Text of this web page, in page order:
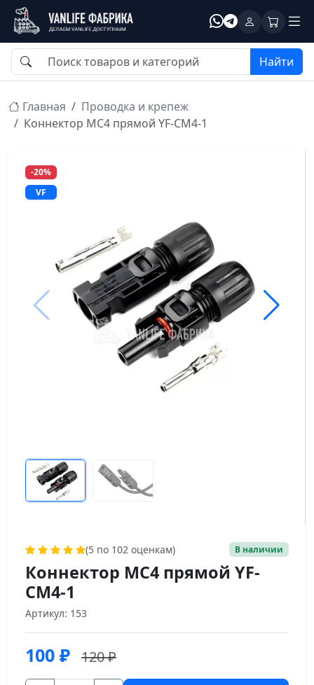
Найти
Главная
Проводка и крепеж
Коннектор МС4 прямой YF-CM4-1
-20%
VF
(5 по 102 оценкам) В наличии
Коннектор МС4 прямой YF-
CM4-1
Артикул: 153
100 ₽ 120 ₽